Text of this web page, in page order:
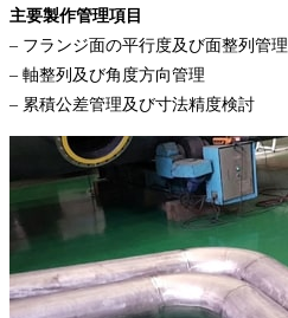
主要製作管理項目
– フランジ面の平行度及び面整列管理
– 軸整列及び角度方向管理
– 累積公差管理及び寸法精度検討